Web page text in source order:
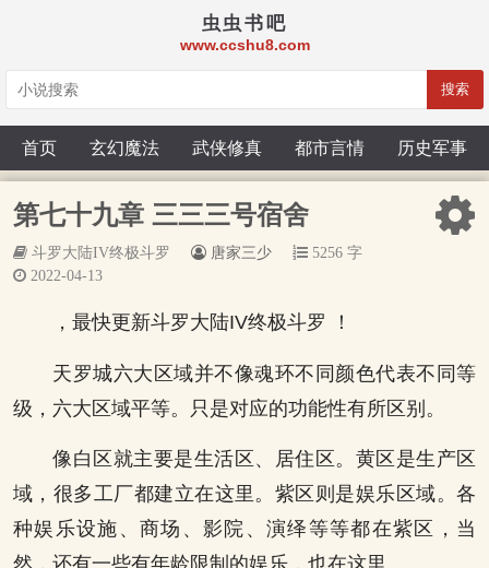
虫虫书吧
www.ccshu8.com
搜索
首页 玄幻魔法 武侠修真 都市言情 历史军事
第七十九章 三三三号宿舍
斗罗大陆IV终极斗罗 唐家三少
5256 字
2022-04-13
，最快更新斗罗大陆IV终极斗罗 ！
天罗城六大区域并不像魂环不同颜色代表不同等
级，六大区域平等。只是对应的功能性有所区别。
像白区就主要是生活区、居住区。黄区是生产区
域，很多工厂都建立在这里。紫区则是娱乐区域。各
种娱乐设施、商场、影院、演绎等等都在紫区，当